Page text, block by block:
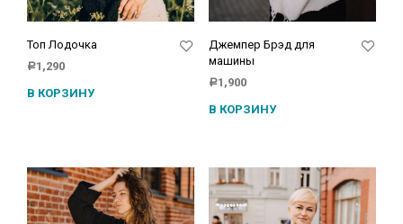
Топ Лодочка
Р1,290
В КОРЗИНУ
Джемпер Брэд для
машины
Р1,900
В КОРЗИНУ